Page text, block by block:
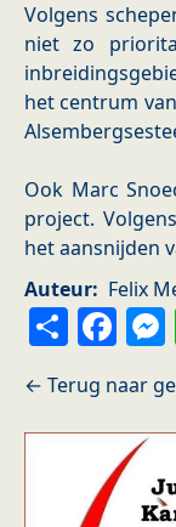
Volgens
niet zo
het centrum
Ook Marc
project.
het aansnijden
Auteur
Felix